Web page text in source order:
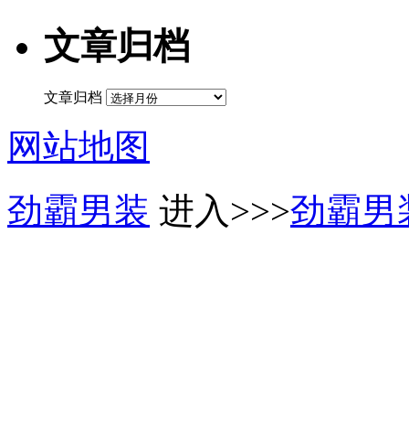
文章归档
文章归档
网站地图
劲霸男装 进入>>>劲霸男